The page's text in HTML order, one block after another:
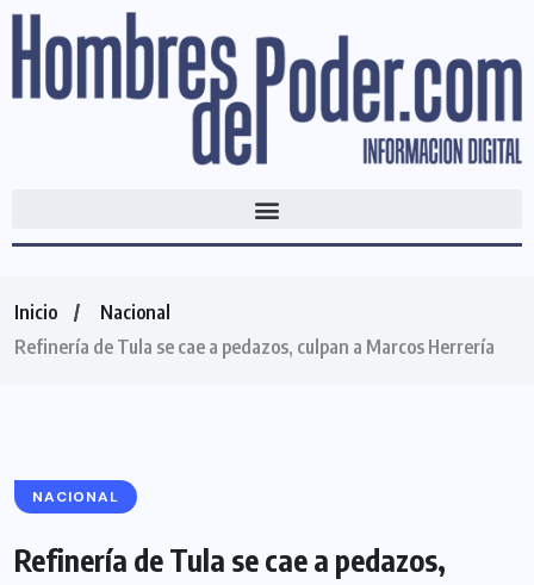
Inicio
Nacional
Refinería de Tula se cae a pedazos, culpan a Marcos Herrería
NACIONAL
Refinería de Tula se cae a pedazos,